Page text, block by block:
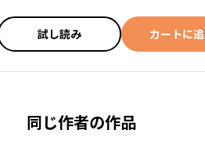
試し読み カートに
同じ作者の作品